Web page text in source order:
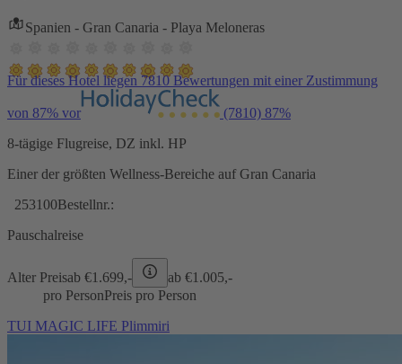
Spanien - Gran Canaria - Playa Meloneras
Für dieses Hotel liegen 7810 Bewertungen mit einer Zustimmung
von 87% vor (7810) 87%
8-tägige Flugreise, DZ inkl. HP
Einer der größten Wellness-Bereiche auf Gran Canaria
253100Bestellnr.:
Pauschalreise
Alter Preisab €1.699,- ab €1.005,-
pro PersonPreis pro Person
TUI MAGIC LIFE Plimmiri